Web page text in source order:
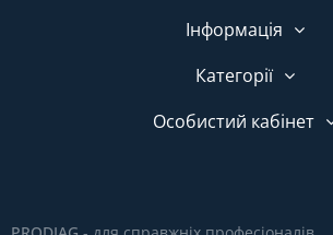
Інформація
Категорії
Особистий кабінет